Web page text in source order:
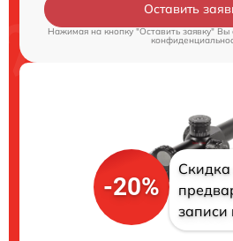
Оставить
Нажимая на кнопку "Оставить заявку" Вы
-20%
Скидка
записи